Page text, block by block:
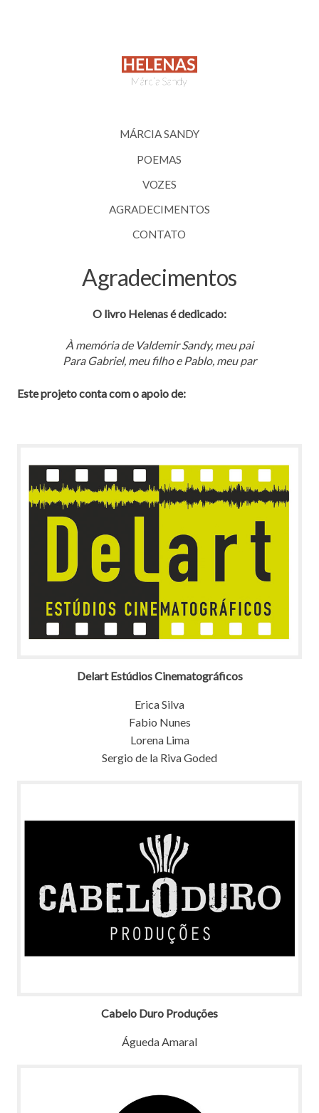
MÁRCIA SANDY
POEMAS
VOZES
AGRADECIMENTOS
CONTATO
Agradecimentos
O livro Helenas é dedicado:
À memória de Valdemir Sandy, meu pai
Para Gabriel, meu filho e Pablo, meu par
Este projeto conta com o apoio de:
Delart Estúdios Cinematográficos
Erica Silva
Fabio Nunes
Lorena Lima
Sergio de la Riva Goded
Cabelo Duro Produções
Águeda Amaral